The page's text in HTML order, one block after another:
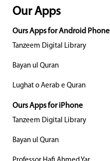
Our Apps
Ours Apps for Android Phone
Tanzeem Digital Library
Bayan ul Quran
Lughat o Aerab e Quran
Ours Apps for iPhone
Tanzeem Digital Library
Bayan ul Quran